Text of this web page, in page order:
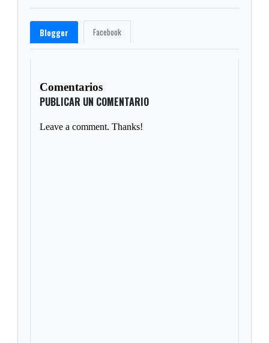
Blogger Facebook
Comentarios
PUBLICAR UN COMENTARIO
Leave a comment. Thanks!